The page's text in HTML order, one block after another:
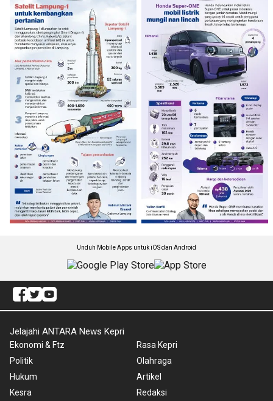
Unduh Mobile Apps untuk iOS dan Android
Jelajahi ANTARA News Kepri
Ekonomi & Ftz
Politik
Hukum
Kesra
Rasa Kepri
Olahraga
Artikel
Redaksi